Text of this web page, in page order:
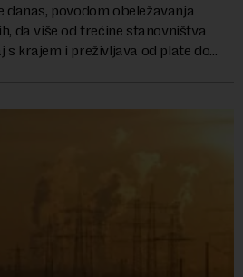
danas, povodom obeležavanja
da više od trećine stanovništva
s krajem i preživljava od plate do